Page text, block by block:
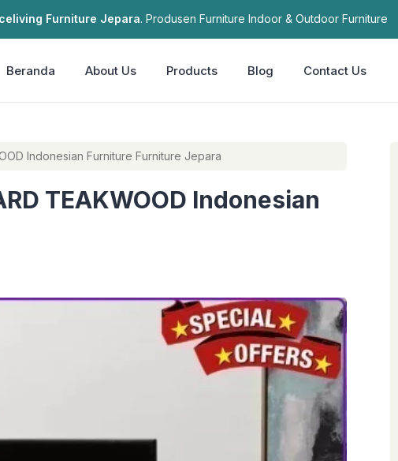
Furniture Jepara. Produsen Furniture Indoor & Outdoor Furniture
Beranda About Us Products Blog Contact Us
BUFFET CREDENZA SIDEBOARD TEAKWOOD Indonesian Furniture Furniture Jepara
TEAKWOOD Indonesian